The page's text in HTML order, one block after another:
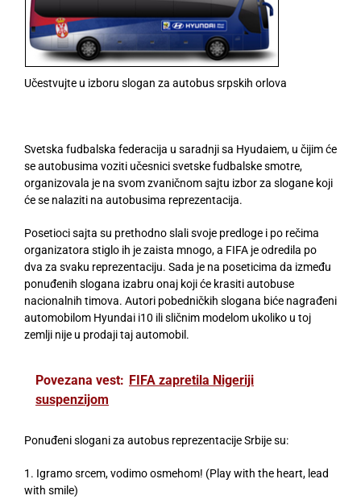
Učestvujte u izboru slogan za autobus srpskih orlova
Svetska fudbalska federacija u saradnji sa Hyudaiem, u čijim će
se autobusima voziti učesnici svetske fudbalske smotre,
organizovala je na svom zvaničnom sajtu izbor za slogane koji
će se nalaziti na autobusima reprezentacija.
Posetioci sajta su prethodno slali svoje predloge i po rečima
organizatora stiglo ih je zaista mnogo, a FIFA je odredila po
dva za svaku reprezentaciju. Sada je na poseticima da između
ponuđenih slogana izabru onaj koji će krasiti autobuse
nacionalnih timova. Autori pobedničkih slogana biće nagrađeni
automobilom Hyundai i10 ili sličnim modelom ukoliko u toj
zemlji nije u prodaji taj automobil.
Povezana vest: FIFA zapretila Nigeriji
suspenzijom
Ponuđeni slogani za autobus reprezentacije Srbije su:
1. Igramo srcem, vodimo osmehom! (Play with the heart, lead
with smile)